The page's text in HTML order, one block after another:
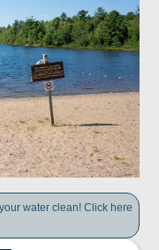
water clean! Click here